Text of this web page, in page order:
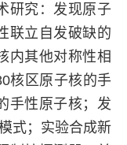
研究：发现原子
联立自发破缺的
内其他对称性相
核区原子核的手
手性原子核；发
式；实验合成新